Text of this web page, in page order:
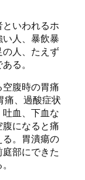
いわれるホ
人、暴飲暴
人、たえず
る。
腹時の胃痛
痛、過酸症状
吐血、下血な
になると痛
。胃潰瘍の
部にできた